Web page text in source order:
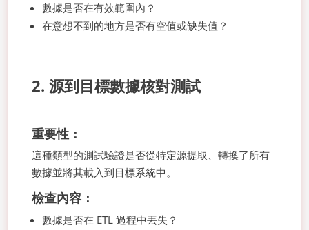
數據是否在有效範圍內？
在意想不到的地方是否有空值或缺失值？
2. 源到目標數據核對測試
重要性：
這種類型的測試驗證是否從特定源提取、轉換了所有
數據並將其載入到目標系統中。
檢查內容：
數據是否在 ETL 過程中丟失？